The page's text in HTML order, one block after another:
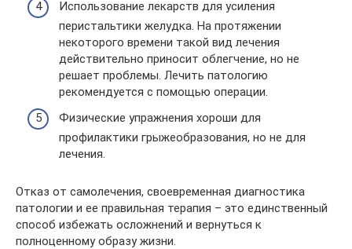
Использование лекарств для усиления
перистальтики желудка. На протяжении
некоторого времени такой вид лечения
действительно приносит облегчение, но не
решает проблемы. Лечить патологию
рекомендуется с помощью операции.
Физические упражнения хороши для
профилактики грыжеобразования, но не для
лечения.
Отказ от самолечения, своевременная диагностика
патологии и ее правильная терапия – это единственный
способ избежать осложнений и вернуться к
полноценному образу жизни.